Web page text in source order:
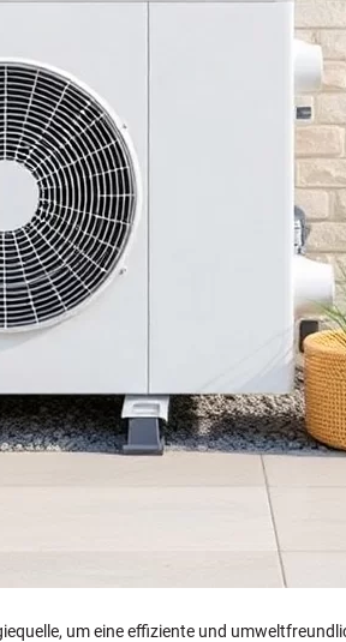
um eine effiziente und